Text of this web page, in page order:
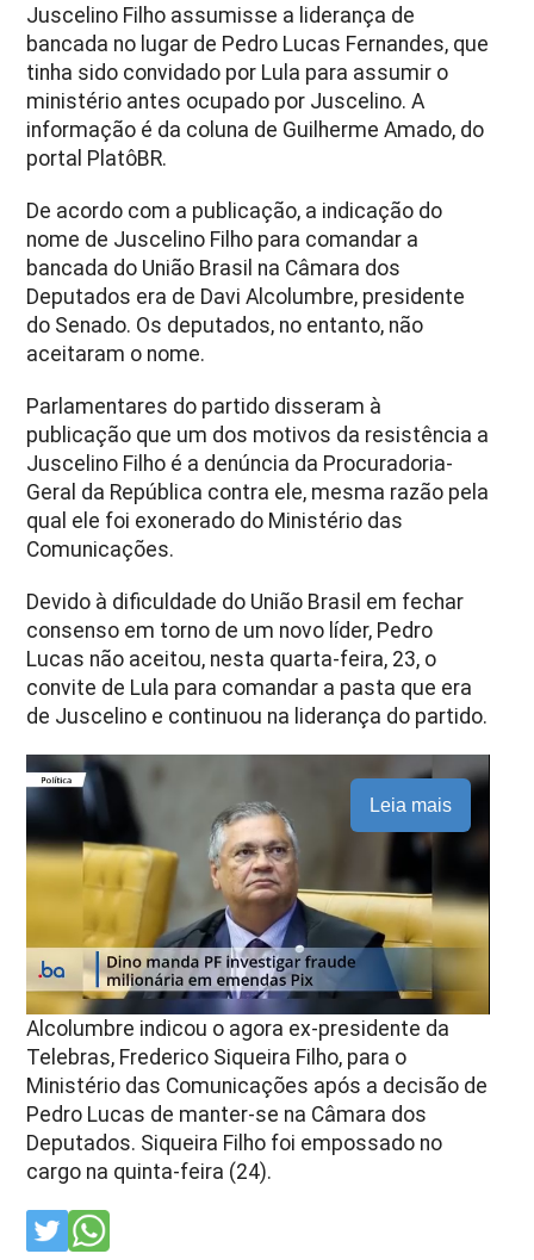
Juscelino Filho assumisse a liderança de
bancada no lugar de Pedro Lucas Fernandes, que
tinha sido convidado por Lula para assumir o
ministério antes ocupado por Juscelino. A
informação é da coluna de Guilherme Amado, do
portal PlatôBR.
De acordo com a publicação, a indicação do
nome de Juscelino Filho para comandar a
bancada do União Brasil na Câmara dos
Deputados era de Davi Alcolumbre, presidente
do Senado. Os deputados, no entanto, não
aceitaram o nome.
Parlamentares do partido disseram à
publicação que um dos motivos da resistência a
Juscelino Filho é a denúncia da Procuradoria-
Geral da República contra ele, mesma razão pela
qual ele foi exonerado do Ministério das
Comunicações.
Devido à dificuldade do União Brasil em fechar
consenso em torno de um novo líder, Pedro
Lucas não aceitou, nesta quarta-feira, 23, o
convite de Lula para comandar a pasta que era
de Juscelino e continuou na liderança do partido.
Leia mais
Alcolumbre indicou o agora ex-presidente da
Telebras, Frederico Siqueira Filho, para o
Ministério das Comunicações após a decisão de
Pedro Lucas de manter-se na Câmara dos
Deputados. Siqueira Filho foi empossado no
cargo na quinta-feira (24).